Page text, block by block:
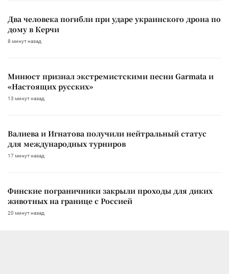
Два человека погибли при ударе украинского дрона по
дому в Керчи
8 минут назад
Минюст признал экстремистскими песни Garmata и
«Настоящих русских»
13 минут назад
Валиева и Игнатова получили нейтральный статус
для международных турниров
17 минут назад
Финские пограничники закрыли проходы для диких
животных на границе с Россией
20 минут назад